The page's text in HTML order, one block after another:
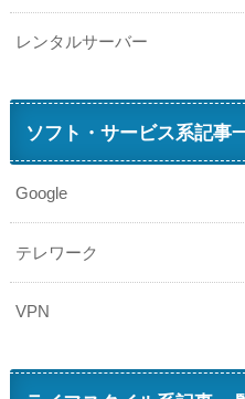
レンタルサーバー
ソフト・サービス系記事
Google
テレワーク
VPN